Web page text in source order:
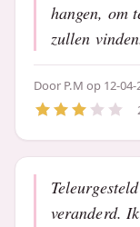
hangen, om
zullen
Door P.M op 12-
veranderd.